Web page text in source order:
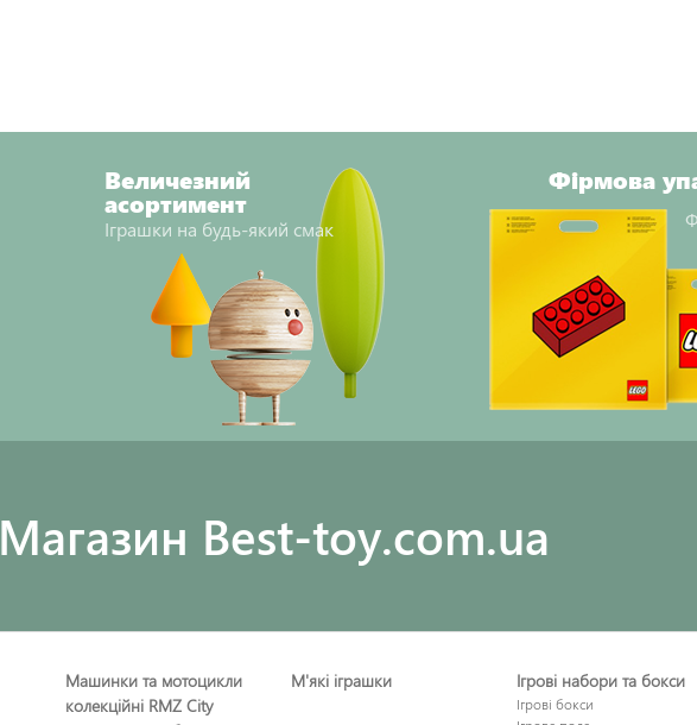
Величезний
асортимент
Іграшки на будь-який смак
Фірмова
Maгазин Best-toy.com.ua
Машинки та мотоцикли
колекційні RMZ City
М'які іграшки Ігрові набори та бокси
Ігрові бокси